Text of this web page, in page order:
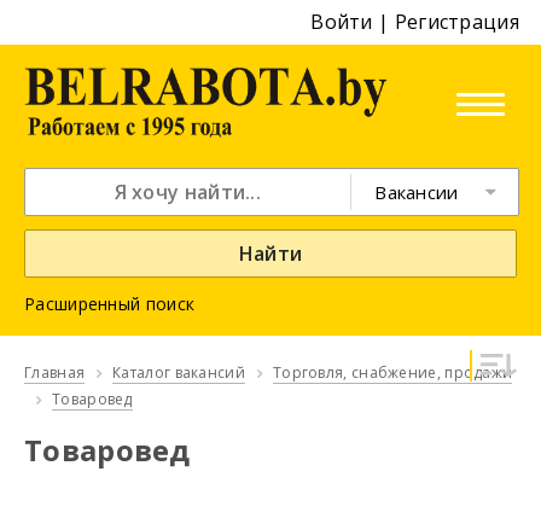
Войти | Регистрация
Вакансии
Найти
Расширенный поиск
Главная Каталог вакансий
Торговля, снабжение, продажи
Товаровед
Товаровед